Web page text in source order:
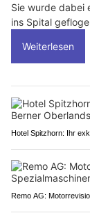
Sie wurde dabei
ins Spital
Weiterlesen
Hotel Spitzhorn: Ihr
Remo AG: